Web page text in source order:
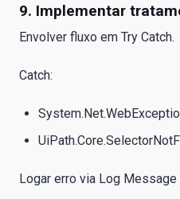
9. Implementar
Envolver fluxo em Try Catch.
Catch:
Logar erro via Log Message